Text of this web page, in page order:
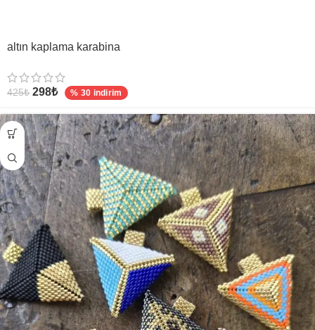
altın kaplama karabina
425₺ 298₺ % 30 indirim